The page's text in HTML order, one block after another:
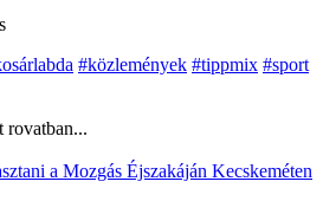
#közlemények #tippmix #sport
rovatban...
a Mozgás Éjszakáján Kecskeméten